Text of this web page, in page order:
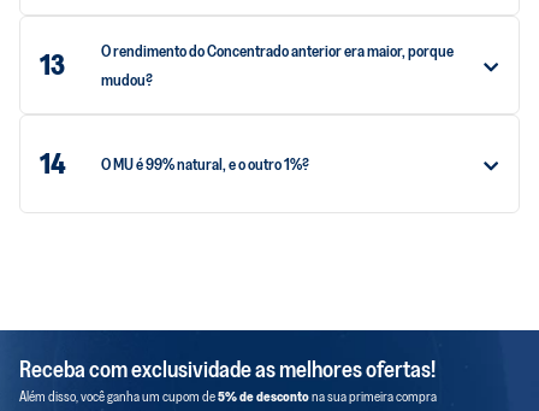
13
O rendimento do Concentrado anterior era maior, porque
mudou?
14 O MU é 99% natural, e o outro 1%?
Receba com exclusividade as melhores ofertas!
Além disso, você ganha um cupom de5% de descontona sua primeira compra